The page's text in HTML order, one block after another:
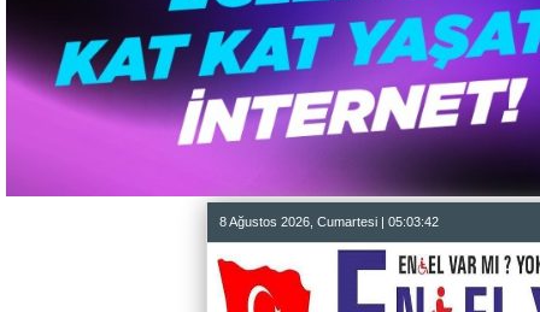
8 Ağustos 2026, Cumartesi | 05:03:43